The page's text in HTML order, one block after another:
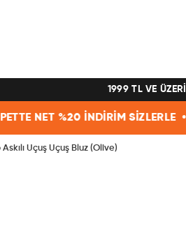
1999 TL VE
SİZLERLE •
Uçuş Uçuş Bluz (Olive)